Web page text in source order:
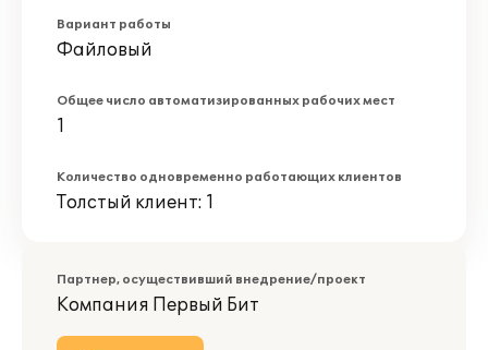
Вариант работы
Файловый
Общее число автоматизированных рабочих мест
1
Количество одновременно работающих клиентов
Толстый клиент: 1
Партнер, осуществивший внедрение/проект
Компания Первый Бит